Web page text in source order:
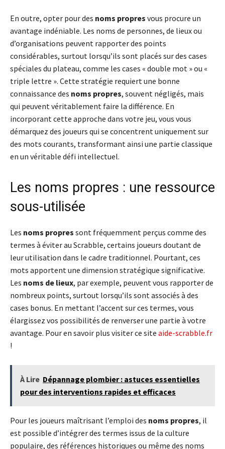
En outre, opter pour des noms propres vous procure un
avantage indéniable. Les noms de personnes, de lieux ou
d’organisations peuvent rapporter des points
considérables, surtout lorsqu’ils sont placés sur des cases
spéciales du plateau, comme les cases « double mot » ou «
triple lettre ». Cette stratégie requiert une bonne
connaissance des noms propres, souvent négligés, mais
qui peuvent véritablement faire la différence. En
incorporant cette approche dans votre jeu, vous vous
démarquez des joueurs qui se concentrent uniquement sur
des mots courants, transformant ainsi une partie classique
en un véritable défi intellectuel.
Les noms propres : une ressource
sous-utilisée
Les noms propres sont fréquemment perçus comme des
termes à éviter au Scrabble, certains joueurs doutant de
leur utilisation dans le cadre traditionnel. Pourtant, ces
mots apportent une dimension stratégique significative.
Les noms de lieux, par exemple, peuvent vous rapporter de
nombreux points, surtout lorsqu’ils sont associés à des
cases bonus. En mettant l’accent sur ces termes, vous
élargissez vos possibilités de renverser une partie à votre
avantage. Pour en savoir plus visiter ce site aide-scrabble.fr
!
À Lire Dépannage plombier : astuces essentielles
pour des interventions rapides et efficaces
Pour les joueurs maîtrisant l’emploi des noms propres, il
est possible d’intégrer des termes issus de la culture
populaire, des références historiques ou même des noms